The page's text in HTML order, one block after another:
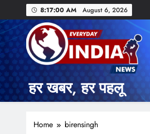
to
content
8:17:01 AM August 6, 2026
हर खबर, हर पहलू
Home birensingh